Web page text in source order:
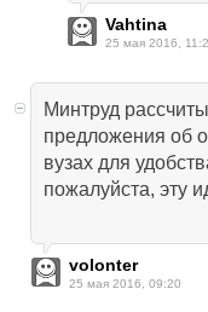
Vahtina
25 мая 2016,
Минтруд
предложения об
вузах для
пожалуйста, эту
volonter
25 мая 2016, 09:20